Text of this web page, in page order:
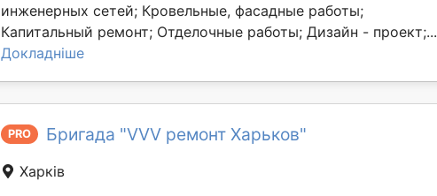
инженерных сетей; Кровельные, фасадные работы;
Капитальный ремонт; Отделочные работы; Дизайн - проект;...
Докладніше
PRO Бригада "VVV ремонт Харьков"
Харків